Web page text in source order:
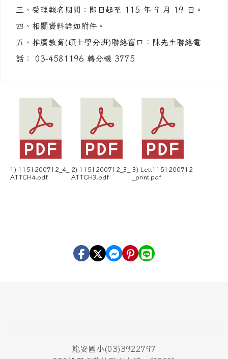
三、受理報名期間：即日起至 115 年 9 月 19 日。
四、相關資料詳如附件。
五、推廣教育(碩士學分班)聯絡窗口：陳先生聯絡電
話： 03-4581196 轉分機 3775
1) 1151200712_4_
ATTCH4.pdf
2) 1151200712_3_
ATTCH3.pdf
3) Lett1151200712
_print.pdf
龍安國小(03)3922797